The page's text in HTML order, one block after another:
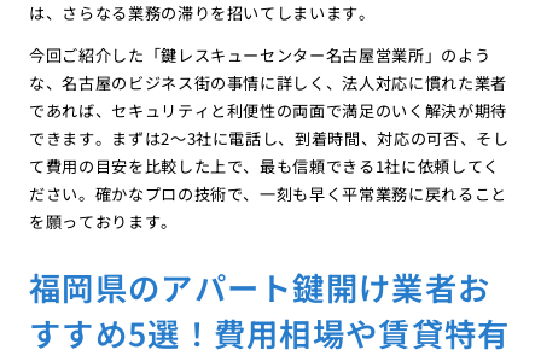
は、さらなる業務の滞りを招いてしまいます。
今回ご紹介した「鍵レスキューセンター名古屋営業所」のよう
な、名古屋のビジネス街の事情に詳しく、法人対応に慣れた業者
であれば、セキュリティと利便性の両面で満足のいく解決が期待
できます。まずは2〜3社に電話し、到着時間、対応の可否、そし
て費用の目安を比較した上で、最も信頼できる1社に依頼してく
ださい。確かなプロの技術で、一刻も早く平常業務に戻れること
を願っております。
福岡県のアパート鍵開け業者お
すすめ5選！費用相場や賃貸特有